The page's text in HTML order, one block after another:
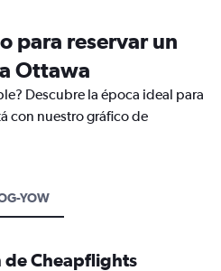
para reservar un
Ottawa
Descubre la época ideal para
con nuestro gráfico de
YOW
de Cheapflights